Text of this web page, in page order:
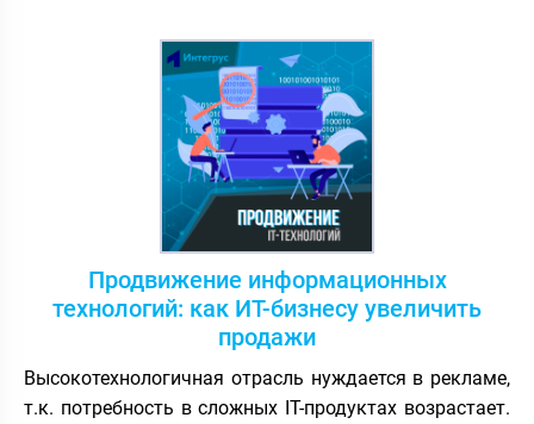
Продвижение информационных
технологий: как ИТ-бизнесу увеличить
продажи
Высокотехнологичная отрасль нуждается в рекламе,
т.к. потребность в сложных IT-продуктах возрастает.